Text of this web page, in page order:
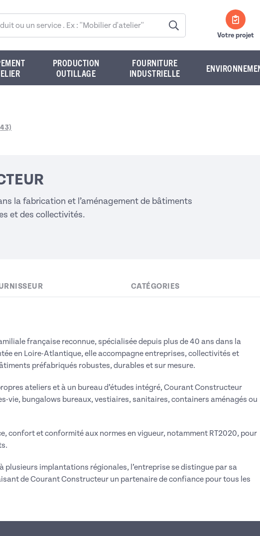
Votre projet
PRODUCTION
OUTILLAGE
FOURNITURE
INDUSTRIELLE
la fabrication et l’aménagement de bâtiments
et des collectivités.
CATÉGORIES
française reconnue, spécialisée depuis plus de 40 ans dans la
en Loire-Atlantique, elle accompagne entreprises, collectivités et
préfabriqués robustes, durables et sur mesure.
ateliers et à un bureau d’études intégré, Courant Constructeur
vie, bungalows bureaux, vestiaires, sanitaires, containers aménagés ou
confort et conformité aux normes en vigueur, notamment RT2020, pour
plusieurs implantations régionales, l’entreprise se distingue par sa
de Courant Constructeur un partenaire de confiance pour tous les